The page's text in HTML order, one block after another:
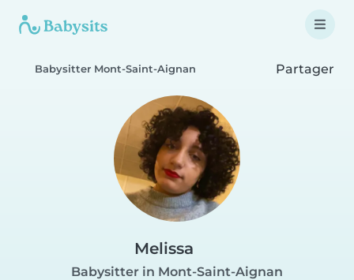
Babysitter Mont-Saint-Aignan Partager
Melissa
Babysitter in Mont-Saint-Aignan